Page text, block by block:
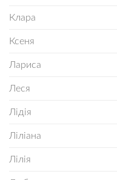
Клара
Ксеня
Лариса
Леся
Лідія
Ліліана
Лілія